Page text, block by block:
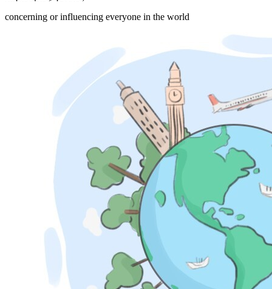
concerning or influencing everyone in the world